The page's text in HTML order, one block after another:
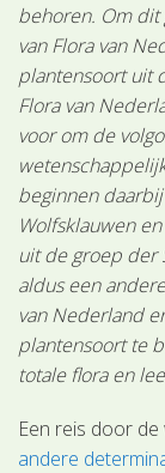
behoren. Om
van Flora van
plantensoort uit
Flora van
voor om de
beginnen
Wolfsklauwen
uit de groep der
aldus een
van Nederland
plantensoort te
totale flora en
Een reis door
andere